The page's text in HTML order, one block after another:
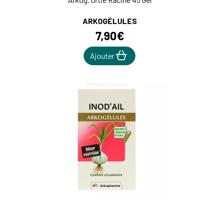
ARKOGÉLULES
7,90€
Ajouter